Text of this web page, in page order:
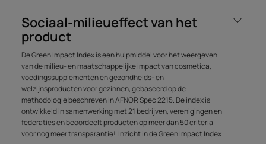
De formules van het 5 SENS-
assortiment worden zo
ontwikkeld dat ze de zintuigen
ALTIJD PRIKKELEN, van de
Sociaal-milieueffect van het
product
De Green Impact Index is een hulpmiddel voor het weergeven
van de milieu- en maatschappelijke impact van cosmetica,
voedingssupplementen en gezondheids- en
welzijnsproducten voor gezinnen, gebaseerd op de
methodologie beschreven in AFNOR Spec 2215. De index is
ontwikkeld in samenwerking met 21 bedrijven, verenigingen en
federaties en beoordeelt producten op meer dan 50 criteria
voor nog meer transparantie! Inzicht in de Green Impact Index